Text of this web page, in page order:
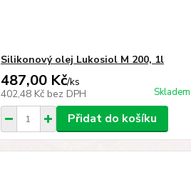
Silikonový olej Lukosiol M 200, 1l
487,00 Kč/ks
402,48 Kč bez DPH Skladem
Přidat do košíku